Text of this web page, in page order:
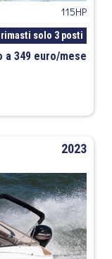
115HP
solo 3 posti
a 349 euro/mese
2023